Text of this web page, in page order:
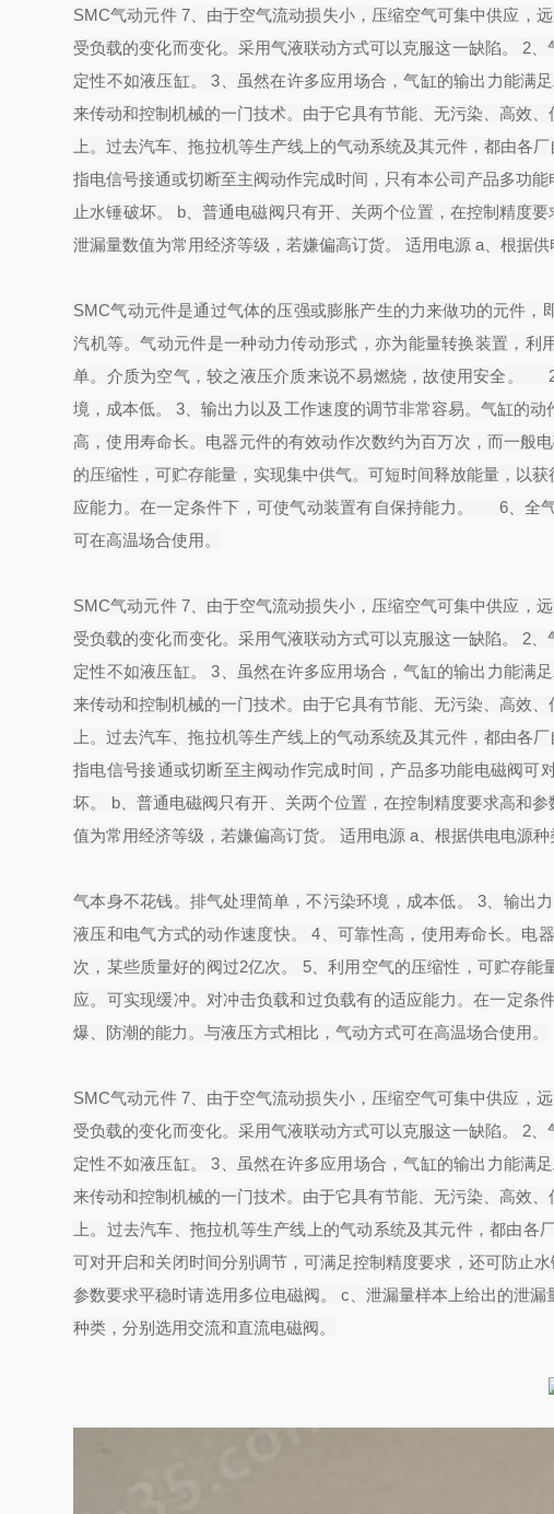
SMC气动元件 7、由于空气流动损失小，压缩空气可集中供应，
受负载的变化而变化。采用气液联动方式可以克服这一缺陷。 2
定性不如液压缸。 3、虽然在许多应用场合，气缸的输出力能满
来传动和控制机械的一门技术。由于它具有节能、无污染、高效
上。过去汽车、拖拉机等生产线上的气动系统及其元件，都由各
指电信号接通或切断至主阀动作完成时间，只有本公司产品多功
止水锤破坏。 b、普通电磁阀只有开、关两个位置，在控制精度
泄漏量数值为常用经济等级，若嫌偏高订货。 适用电源 a、根据
SMC气动元件是通过气体的压强或膨胀产生的力来做功的元件
汽机等。气动元件是一种动力传动形式，亦为能量转换装置，
单。介质为空气，较之液压介质来说不易燃烧，故使用安全。
境，成本低。 3、输出力以及工作速度的调节非常容易。气缸的
高，使用寿命长。电器元件的有效动作次数约为百万次，而一般
的压缩性，可贮存能量，实现集中供气。可短时间释放能量，以
应能力。在一定条件下，可使气动装置有自保持能力。 6、全
可在高温场合使用。
SMC气动元件 7、由于空气流动损失小，压缩空气可集中供应，
受负载的变化而变化。采用气液联动方式可以克服这一缺陷。 2
定性不如液压缸。 3、虽然在许多应用场合，气缸的输出力能满
来传动和控制机械的一门技术。由于它具有节能、无污染、高效
上。过去汽车、拖拉机等生产线上的气动系统及其元件，都由各
指电信号接通或切断至主阀动作完成时间，产品多功能电磁阀
坏。 b、普通电磁阀只有开、关两个位置，在控制精度要求高和
值为常用经济等级，若嫌偏高订货。 适用电源 a、根据供电电源种
气本身不花钱。排气处理简单，不污染环境，成本低。 3、输出
液压和电气方式的动作速度快。 4、可靠性高，使用寿命长。电
次，某些质量好的阀过2亿次。 5、利用空气的压缩性，可贮存
应。可实现缓冲。对冲击负载和过负载有的适应能力。在一定
爆、防潮的能力。与液压方式相比，气动方式可在高温场合使用。
SMC气动元件 7、由于空气流动损失小，压缩空气可集中供应，
受负载的变化而变化。采用气液联动方式可以克服这一缺陷。 2
定性不如液压缸。 3、虽然在许多应用场合，气缸的输出力能满
来传动和控制机械的一门技术。由于它具有节能、无污染、高效
上。过去汽车、拖拉机等生产线上的气动系统及其元件，都由
可对开启和关闭时间分别调节，可满足控制精度要求，还可防止
参数要求平稳时请选用多位电磁阀。 c、泄漏量样本上给出的泄
种类，分别选用交流和直流电磁阀。